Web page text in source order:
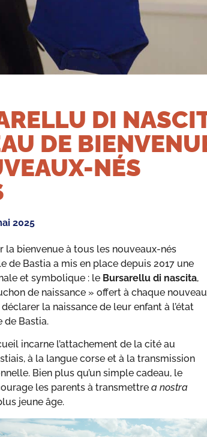
DI
DE
NÉS
2025
la bienvenue à tous les nouveaux-nés
de Bastia a mis en place depuis 2017 une
et symbolique : le Bursarellu di nascita,
de naissance » offert à chaque nouveau
la naissance de leur enfant à l’état
de Bastia.
incarne l’attachement de la cité au
à la langue corse et à la transmission
Bien plus qu’un simple cadeau, le
les parents à transmettre a nostra
jeune âge.